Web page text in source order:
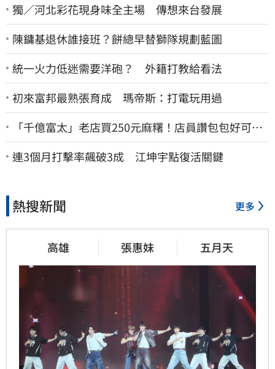
獨／河北彩花現身味全主場 傳想來台發展
陳鏞基退休誰接班？餅總早替獅隊規劃藍圖
統一火力低迷需要洋砲？ 外籍打教給看法
初來富邦最熟張育成 瑪帝斯：打電玩用過
「千億富太」老店買250元麻糬！店員讚包包好可
愛 笑回：我自己做的
連3個月打擊率飆破3成 江坤宇點復活關鍵
熱搜新聞 更多
高雄 張惠妹 五月天